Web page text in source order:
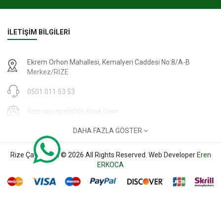
İLETIŞIM BILGILERI
Ekrem Orhon Mahallesi, Kemalyeri Caddesi No:8/A-B
Merkez/RİZE
0501 011 53 53
Rizecaysepeti@outlook.com
Çalışma Saatleri: Haftaiçi: 09:00-17:00 | Cumartesi: 09:00-
15:00
HESABIM
DAHA FAZLA GÖSTER
Rize Çay Sepeti © 2026 All Rights Reserved. Web Developer Eren
ERKOCA